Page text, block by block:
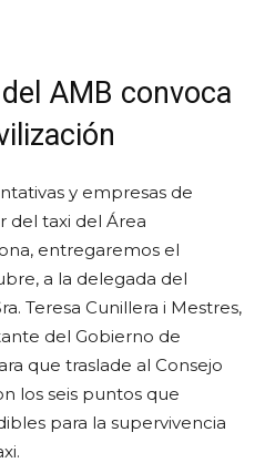
AMB convoca
y empresas de
del taxi del Área
entregaremos el
a la delegada del
Teresa Cunillera i Mestres,
del Gobierno de
que traslade al Consejo
los seis puntos que
para la supervivencia